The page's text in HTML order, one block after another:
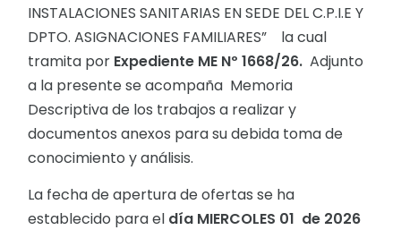
INSTALACIONES SANITARIAS EN SEDE DEL C.P.I.E Y
DPTO. ASIGNACIONES FAMILIARES” la cual
tramita por Expediente ME Nº 1668/26. Adjunto
a la presente se acompaña Memoria
Descriptiva de los trabajos a realizar y
documentos anexos para su debida toma de
conocimiento y análisis.
La fecha de apertura de ofertas se ha
establecido para el día MIERCOLES 01 de 2026